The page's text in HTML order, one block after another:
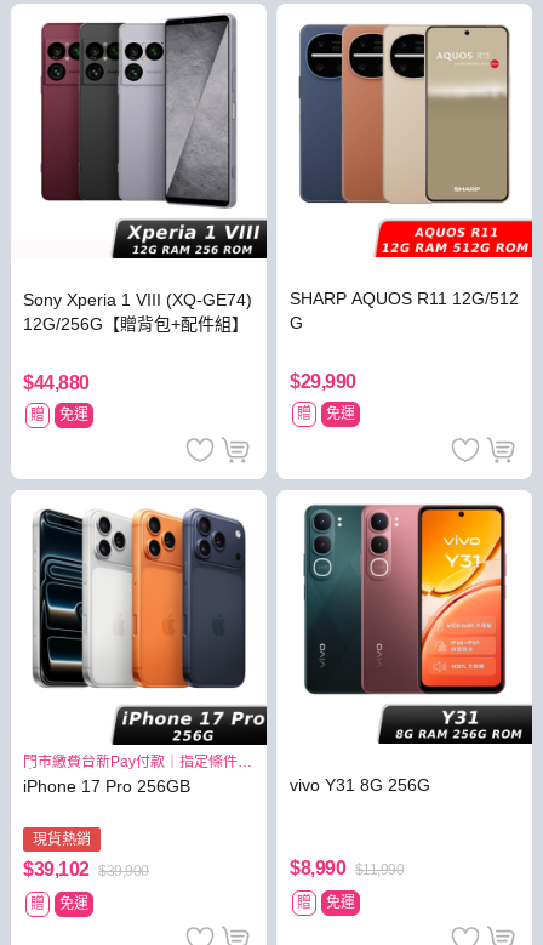
Sony Xperia 1 VIII (XQ-GE74)
12G/256G【贈背包+配件組】
$44,880
贈 免運
SHARP AQUOS R11 12G/512
G
$29,990
贈 免運
門市繳費台新Pay付款｜指定條件最
高3.8%
iPhone 17 Pro 256GB
現貨熱銷
$39,102 $39,900
贈
免運
vivo Y31 8G 256G
$8,990 $11,990
贈
免運